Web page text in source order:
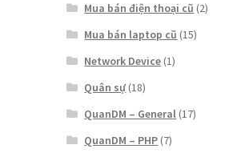
Mua bán điện thoại cũ (2)
Mua bán laptop cũ (15)
Network Device (1)
Quân sự (18)
QuanDM – General (17)
QuanDM – PHP (7)